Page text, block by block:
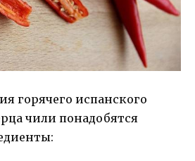
горячего испанского
чили понадобятся